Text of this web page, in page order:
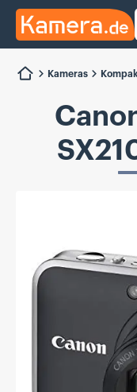
Kamera.de
Kameras